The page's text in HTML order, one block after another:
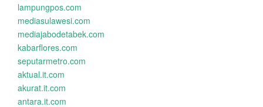
lampungpos.com
mediasulawesi.com
mediajabodetabek.com
kabarflores.com
seputarmetro.com
aktual.it.com
akurat.it.com
antara.it.com